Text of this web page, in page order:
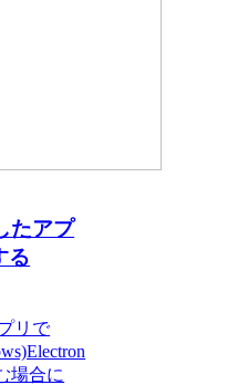
たアプ
る
リで
場合に